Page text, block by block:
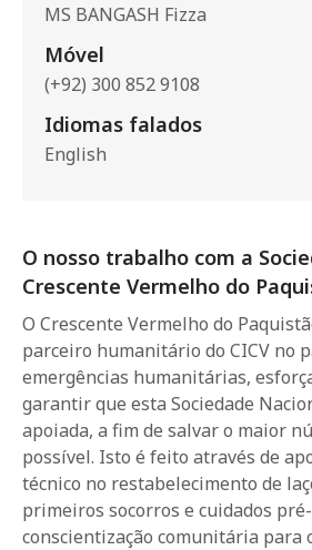
MS BANGASH Fizza
Móvel
(+92) 300 852 9108
Idiomas falados
English
O nosso trabalho com a
Crescente Vermelho do
O Crescente Vermelho do
parceiro humanitário do CICV no
emergências humanitárias,
garantir que esta Sociedade
apoiada, a fim de salvar o maior
possível. Isto é feito através de
técnico no restabelecimento de
primeiros socorros e cuidados
conscientização comunitária para